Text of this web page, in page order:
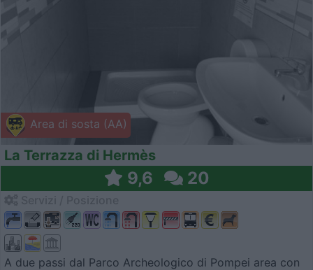
Area di sosta (AA)
La Terrazza di Hermès
9,6 20
A due passi dal Parco Archeologico di Pompei area con